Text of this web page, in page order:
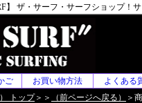
】 ザ・サーフ・サーフショップ
ご お買い物方法
よくある
トップ＞＞ （前ページへ戻る） ＞